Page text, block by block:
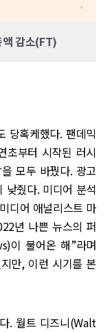
감소(FT)
당혹케했다. 팬데믹
초부터 시작된 러시
모두 바꿨다. 광고
낮췄다. 미디어 분석
디어 애널리스트 마
년 나쁜 뉴스의 퍼
불어온 해”라며
만, 이런 시기를 본
. 월트 디즈니(Walt